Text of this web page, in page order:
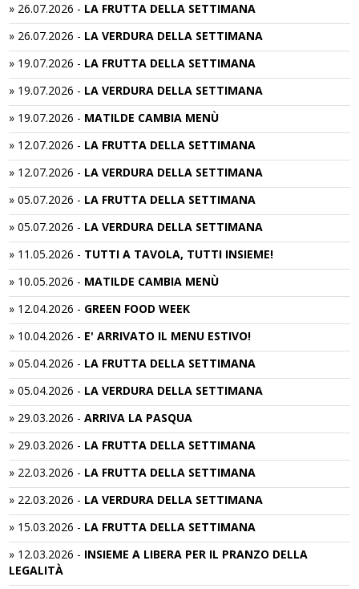
» 26.07.2026 - LA FRUTTA DELLA SETTIMANA
» 26.07.2026 - LA VERDURA DELLA SETTIMANA
» 19.07.2026 - LA FRUTTA DELLA SETTIMANA
» 19.07.2026 - LA VERDURA DELLA SETTIMANA
» 19.07.2026 - MATILDE CAMBIA MENÙ
» 12.07.2026 - LA FRUTTA DELLA SETTIMANA
» 12.07.2026 - LA VERDURA DELLA SETTIMANA
» 05.07.2026 - LA FRUTTA DELLA SETTIMANA
» 05.07.2026 - LA VERDURA DELLA SETTIMANA
» 11.05.2026 - TUTTI A TAVOLA, TUTTI INSIEME!
» 10.05.2026 - MATILDE CAMBIA MENÙ
» 12.04.2026 - GREEN FOOD WEEK
» 10.04.2026 - E' ARRIVATO IL MENU ESTIVO!
» 05.04.2026 - LA FRUTTA DELLA SETTIMANA
» 05.04.2026 - LA VERDURA DELLA SETTIMANA
» 29.03.2026 - ARRIVA LA PASQUA
» 29.03.2026 - LA FRUTTA DELLA SETTIMANA
» 22.03.2026 - LA FRUTTA DELLA SETTIMANA
» 22.03.2026 - LA VERDURA DELLA SETTIMANA
» 15.03.2026 - LA FRUTTA DELLA SETTIMANA
» 12.03.2026 - INSIEME A LIBERA PER IL PRANZO DELLA
LEGALITÀ